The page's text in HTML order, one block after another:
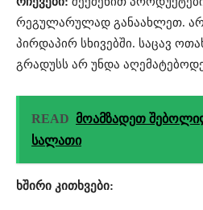
რეგულარულად განაახლეთ. არ
პირდაპირ სხივებში. საცავ
გრადუსს არ უნდა
READ მოამზადეთ
სალათი
ხშირი კითხვები: